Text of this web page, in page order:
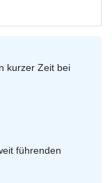
kurzer Zeit bei
führenden